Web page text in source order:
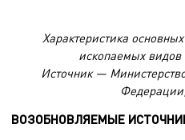
Характеристика
ископаемых видов
Источник —
ВОЗОБНОВЛЯЕМЫЕ